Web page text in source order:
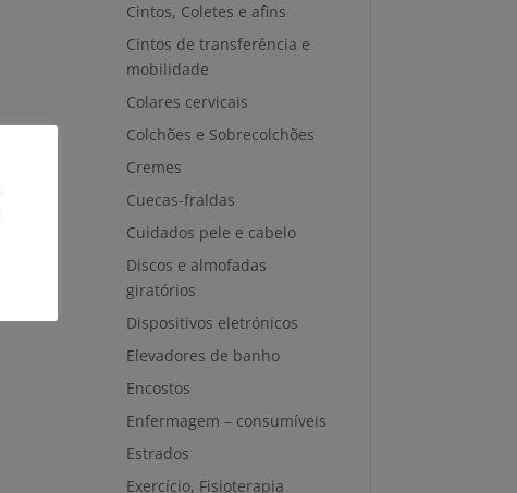
Cintos, Coletes e afins
Cintos de transferência e
mobilidade
Colares cervicais
Colchões e Sobrecolchões
Cremes
Cuecas-fraldas
Cuidados pele e cabelo
Discos e almofadas
giratórios
Dispositivos eletrónicos
Elevadores de banho
Encostos
Enfermagem – consumíveis
Estrados
Exercício, Fisioterapia